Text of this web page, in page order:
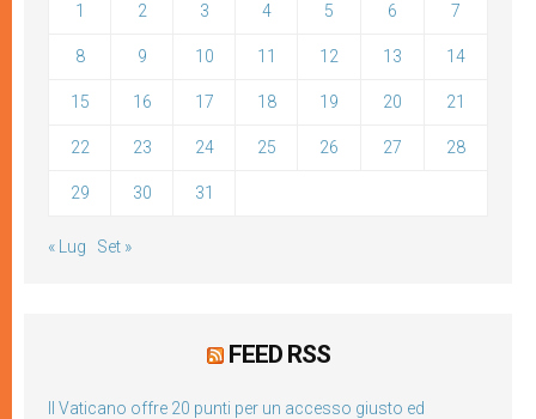
1 2 3 4 5 6 7
8 9 10 11 12 13 14
15 16 17 18 19 20 21
22 23 24 25 26 27 28
29 30 31
« Lug Set »
FEED RSS
Il Vaticano offre 20 punti per un accesso giusto ed